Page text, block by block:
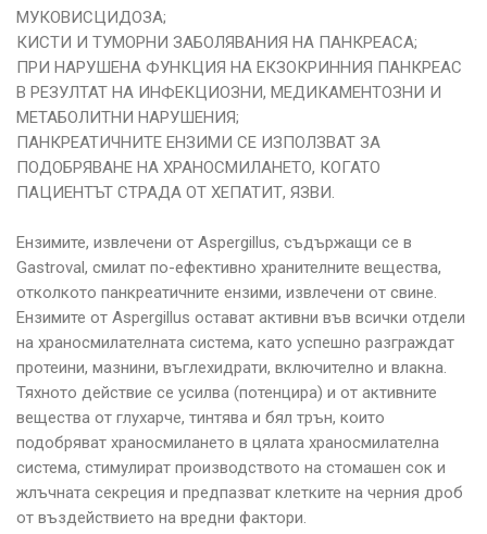
МУКОВИСЦИДОЗА;
КИСТИ И ТУМОРНИ ЗАБОЛЯВАНИЯ НА ПАНКРЕАСА;
ПРИ НАРУШЕНА ФУНКЦИЯ НА ЕКЗОКРИННИЯ ПАНКРЕАС
В РЕЗУЛТАТ НА ИНФЕКЦИОЗНИ, МЕДИКАМЕНТОЗНИ И
МЕТАБОЛИТНИ НАРУШЕНИЯ;
ПАНКРЕАТИЧНИТЕ ЕНЗИМИ СЕ ИЗПОЛЗВАТ ЗА
ПОДОБРЯВАНЕ НА ХРАНОСМИЛАНЕТО, КОГАТО
ПАЦИЕНТЪТ СТРАДА ОТ ХЕПАТИТ, ЯЗВИ.
Ензимите, извлечени от Aspergillus, съдържащи се в
Gastroval, смилат по-ефективно хранителните вещества,
отколкото панкреатичните ензими, извлечени от свине.
Ензимите от Aspergillus остават активни във всички отдели
на храносмилателната система, като успешно разграждат
протеини, мазнини, въглехидрати, включително и влакна.
Тяхното действие се усилва (потенцира) и от активните
вещества от глухарче, тинтява и бял трън, които
подобряват храносмилането в цялата храносмилателна
система, стимулират производството на стомашен сок и
жлъчната секреция и предпазват клетките на черния дроб
от въздействието на вредни фактори.